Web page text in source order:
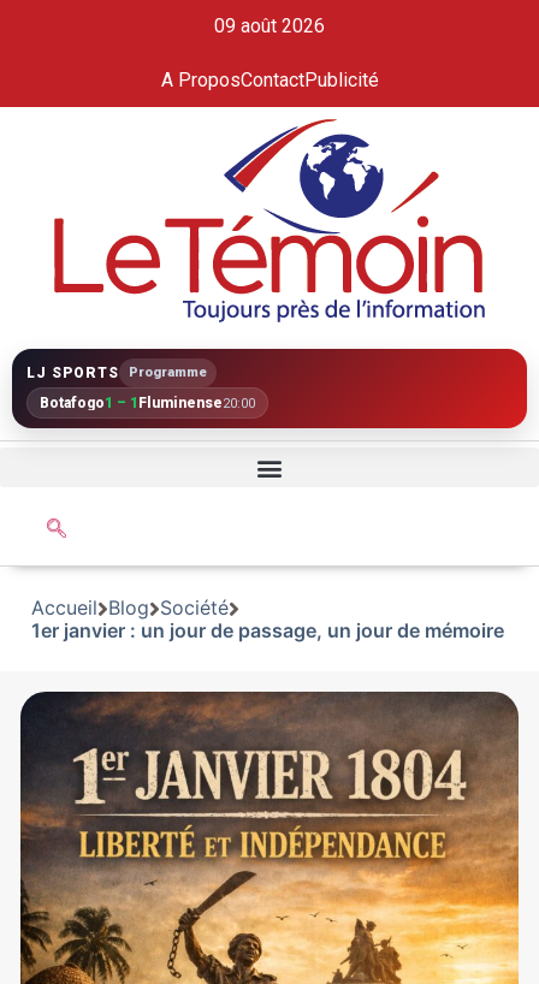
09 août 2026
A ProposContactPublicité
LJ SPORTS Programme
Botafogo1 – 1 Fluminense20:00
Accueil Blog Société
1er janvier : un jour de passage, un jour de mémoire